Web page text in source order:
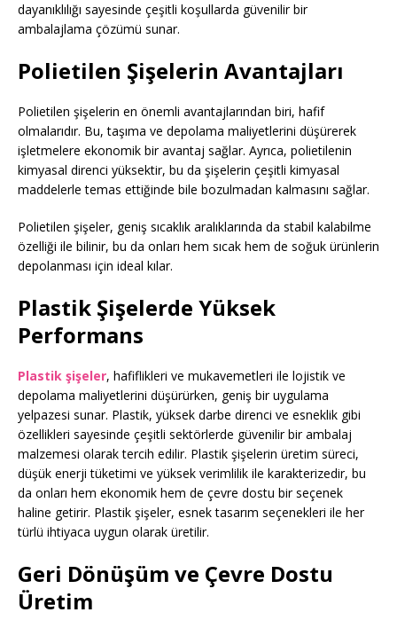
dayanıklılığı sayesinde çeşitli koşullarda güvenilir bir
ambalajlama çözümü sunar.
Polietilen Şişelerin Avantajları
Polietilen şişelerin en önemli avantajlarından biri, hafif
olmalarıdır. Bu, taşıma ve depolama maliyetlerini düşürerek
işletmelere ekonomik bir avantaj sağlar. Ayrıca, polietilenin
kimyasal direnci yüksektir, bu da şişelerin çeşitli kimyasal
maddelerle temas ettiğinde bile bozulmadan kalmasını sağlar.
Polietilen şişeler, geniş sıcaklık aralıklarında da stabil kalabilme
özelliği ile bilinir, bu da onları hem sıcak hem de soğuk ürünlerin
depolanması için ideal kılar.
Plastik Şişelerde Yüksek
Performans
Plastik şişeler, hafiflikleri ve mukavemetleri ile lojistik ve
depolama maliyetlerini düşürürken, geniş bir uygulama
yelpazesi sunar. Plastik, yüksek darbe direnci ve esneklik gibi
özellikleri sayesinde çeşitli sektörlerde güvenilir bir ambalaj
malzemesi olarak tercih edilir. Plastik şişelerin üretim süreci,
düşük enerji tüketimi ve yüksek verimlilik ile karakterizedir, bu
da onları hem ekonomik hem de çevre dostu bir seçenek
haline getirir. Plastik şişeler, esnek tasarım seçenekleri ile her
türlü ihtiyaca uygun olarak üretilir.
Geri Dönüşüm ve Çevre Dostu
Üretim